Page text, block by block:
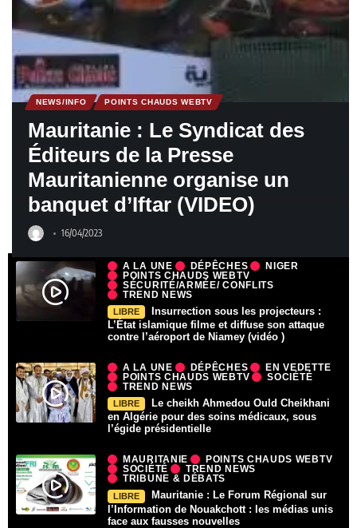
NEWS/INFO POINTS CHAUDS WEBTV
Mauritanie : Le Syndicat des
Éditeurs de la Presse
Mauritanienne organise un
banquet d’Iftar (VIDEO)
16/04/2023
A LA UNE DÉPÊCHES
NIGER
POINTS CHAUDS WEBTV
SÉCURITÉ/ARMÉE/ CONFLITS
TREND NEWS
LIBRE
Insurrection sous les projecteurs :
L’État islamique filme et diffuse son attaque
contre l’aéroport de Niamey (vidéo )
A LA UNE DÉPÊCHES
EN VEDETTE
POINTS CHAUDS WEBTV
SOCIÉTÉ
TREND NEWS
LIBRE
Le cheikh Ahmedou Ould Cheikhani
en Algérie pour des soins médicaux, sous
l’égide présidentielle
MAURITANIE
POINTS CHAUDS WEBTV
SOCIÉTÉ
TREND NEWS
TRIBUNE & DÉBATS
LIBRE
Mauritanie : Le Forum Régional sur
l’Information de Nouakchott : les médias unis
face aux fausses nouvelles